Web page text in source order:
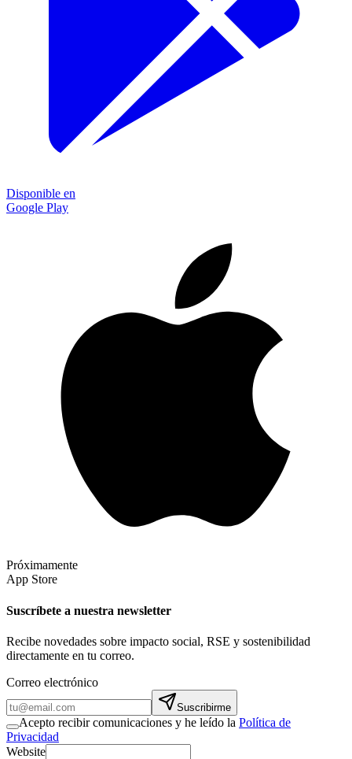
Disponible en
Google Play
Próximamente
App Store
Suscríbete a nuestra newsletter
Recibe novedades sobre impacto social, RSE y sostenibilidad
directamente en tu correo.
Correo electrónico
Suscribirme
Acepto recibir comunicaciones y he leído la Política de
Privacidad
Website